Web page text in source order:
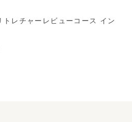
レチャーレビューコース イン